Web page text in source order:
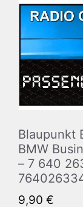
Blaupunkt
BMW
– 7 640
9,90 €